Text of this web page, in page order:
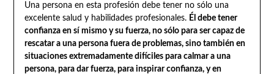
Una persona en esta profesión debe tener no sólo una
excelente salud y habilidades profesionales. Él debe tener
confianza en sí mismo y su fuerza, no sólo para ser capaz de
rescatar a una persona fuera de problemas, sino también en
situaciones extremadamente difíciles para calmar a una
persona, para dar fuerza, para inspirar confianza, y en